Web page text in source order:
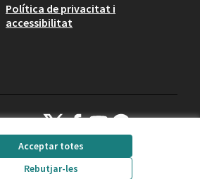
Acceptar totes
Rebutjar-les
Política de privacitat i
accessibilitat
Decidim Calafell a X
(Enllaç extern)
Decidim Calafell a Facebook
(Enllaç extern)
Decidim Calafell a YouTube
(Enllaç extern)
Decidim Calafell a
(Enllaç extern)